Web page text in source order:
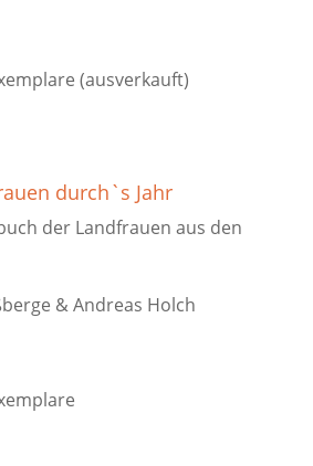
(ausverkauft)
durch`s Jahr
der Landfrauen aus den
& Andreas Holch